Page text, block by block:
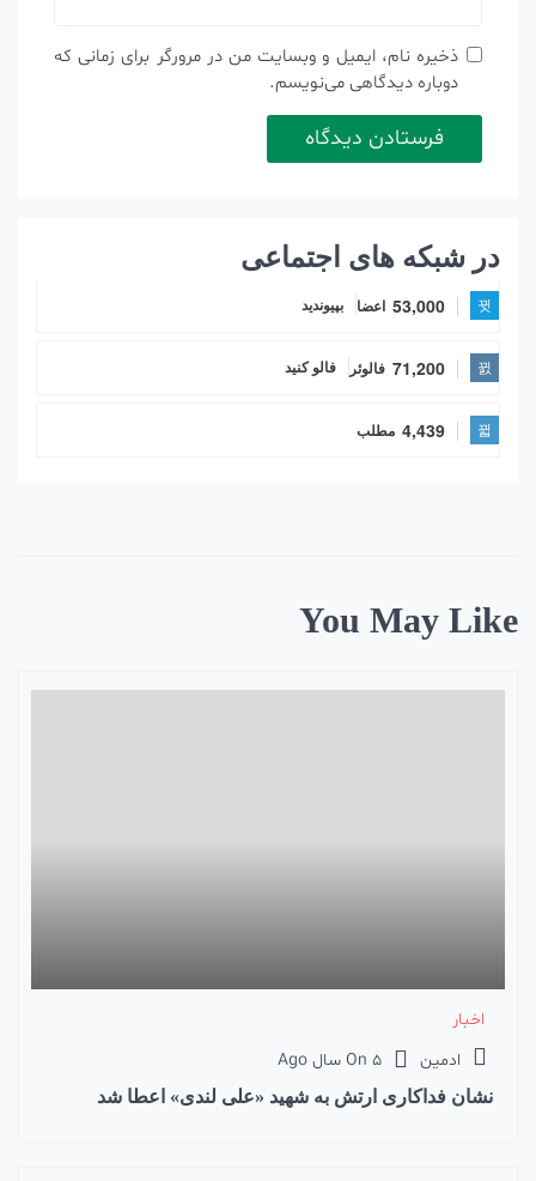
ذخیره نام، ایمیل و وبسایت من در مرورگر برای زمانی که
دوباره دیدگاهی می‌نویسم.
در شبکه های اجتماعی
53,000 اعضا بپیوندید
71,200 فالوئر فالو کنید
4,439 مطلب
You May Like
اخبار
ادمین
On 5 سال Ago
نشان فداکاری ارتش به شهید «علی لندی» اعطا شد